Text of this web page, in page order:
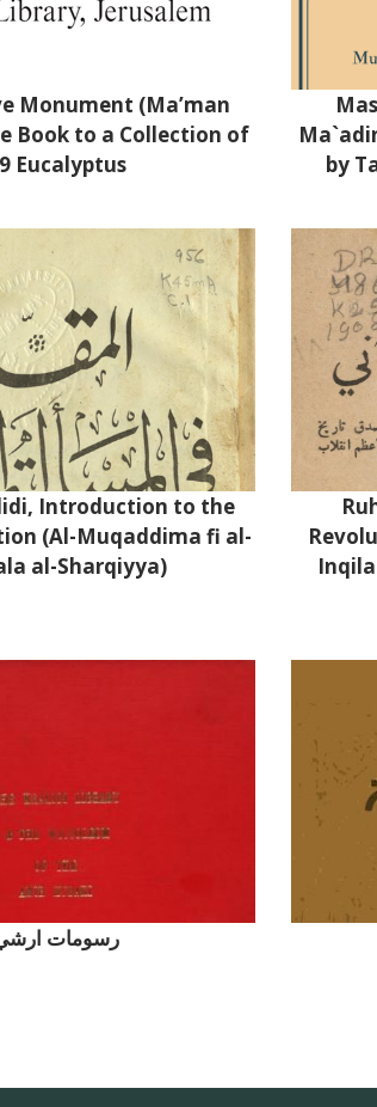
by
Monument (Ma’man
Book to a Collection of
Eucalyptus
Introduction to the
(Al-Muqaddima fi al-
al-Sharqiyya)
رسومات